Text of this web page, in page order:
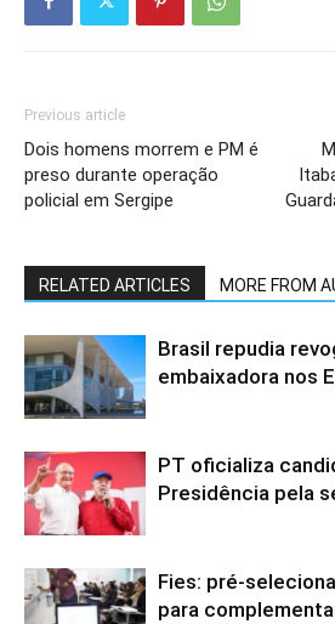
Previous article
Dois homens morrem e PM é
preso durante operação
policial em Sergipe
RELATED ARTICLES MORE FROM
Brasil repudia
embaixadora nos
PT oficializa
Presidência pela
Fies: pré-
para